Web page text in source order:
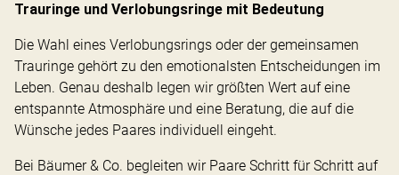
Trauringe und Verlobungsringe mit Bedeutung
Die Wahl eines Verlobungsrings oder der gemeinsamen
Trauringe gehört zu den emotionalsten Entscheidungen im
Leben. Genau deshalb legen wir größten Wert auf eine
entspannte Atmosphäre und eine Beratung, die auf die
Wünsche jedes Paares individuell eingeht.
Bei Bäumer & Co. begleiten wir Paare Schritt für Schritt auf